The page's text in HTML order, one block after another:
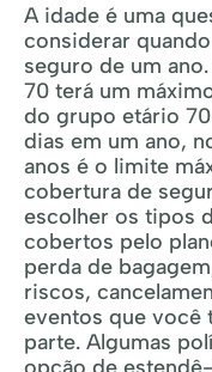
A idade é uma
considerar
seguro de um
70 terá um
do grupo etário
dias em um ano,
anos é o limite
cobertura de
escolher os tipos
cobertos pelo
perda de
riscos,
eventos que você
parte. Algumas